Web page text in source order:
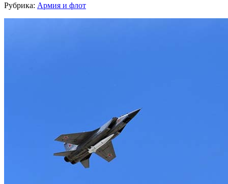
Рубрика: Армия и флот